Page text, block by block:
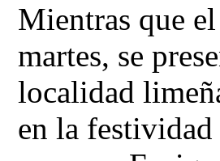
Mientras que
martes, se
localidad
en la festividad